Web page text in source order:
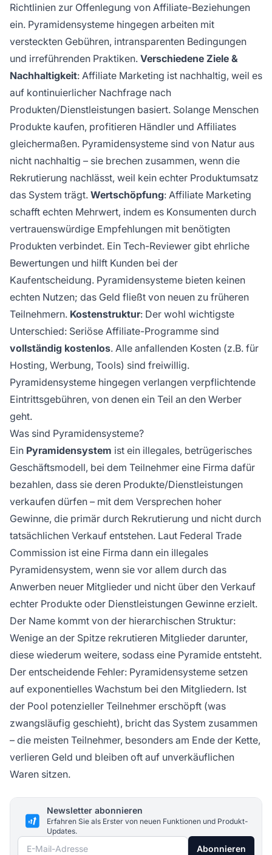
Richtlinien zur Offenlegung von Affiliate-Beziehungen
ein. Pyramidensysteme hingegen arbeiten mit
versteckten Gebühren, intransparenten Bedingungen
und irreführenden Praktiken. Verschiedene Ziele &
Nachhaltigkeit: Affiliate Marketing ist nachhaltig, weil es
auf kontinuierlicher Nachfrage nach
Produkten/Dienstleistungen basiert. Solange Menschen
Produkte kaufen, profitieren Händler und Affiliates
gleichermaßen. Pyramidensysteme sind von Natur aus
nicht nachhaltig – sie brechen zusammen, wenn die
Rekrutierung nachlässt, weil kein echter Produktumsatz
das System trägt. Wertschöpfung: Affiliate Marketing
schafft echten Mehrwert, indem es Konsumenten durch
vertrauenswürdige Empfehlungen mit benötigten
Produkten verbindet. Ein Tech-Reviewer gibt ehrliche
Bewertungen und hilft Kunden bei der
Kaufentscheidung. Pyramidensysteme bieten keinen
echten Nutzen; das Geld fließt von neuen zu früheren
Teilnehmern. Kostenstruktur: Der wohl wichtigste
Unterschied: Seriöse Affiliate-Programme sind
vollständig kostenlos. Alle anfallenden Kosten (z.B. für
Hosting, Werbung, Tools) sind freiwillig.
Pyramidensysteme hingegen verlangen verpflichtende
Eintrittsgebühren, von denen ein Teil an den Werber
geht.
Was sind Pyramidensysteme?
Ein Pyramidensystem ist ein illegales, betrügerisches
Geschäftsmodell, bei dem Teilnehmer eine Firma dafür
bezahlen, dass sie deren Produkte/Dienstleistungen
verkaufen dürfen – mit dem Versprechen hoher
Gewinne, die primär durch Rekrutierung und nicht durch
tatsächlichen Verkauf entstehen. Laut Federal Trade
Commission ist eine Firma dann ein illegales
Pyramidensystem, wenn sie vor allem durch das
Anwerben neuer Mitglieder und nicht über den Verkauf
echter Produkte oder Dienstleistungen Gewinne erzielt.
Der Name kommt von der hierarchischen Struktur:
Wenige an der Spitze rekrutieren Mitglieder darunter,
diese wiederum weitere, sodass eine Pyramide entsteht.
Der entscheidende Fehler: Pyramidensysteme setzen
auf exponentielles Wachstum bei den Mitgliedern. Ist
der Pool potenzieller Teilnehmer erschöpft (was
zwangsläufig geschieht), bricht das System zusammen
– die meisten Teilnehmer, besonders am Ende der Kette,
verlieren Geld und bleiben oft auf unverkäuflichen
Waren sitzen.
Newsletter abonnieren
Erfahren Sie als Erster von neuen Funktionen und Produkt-
Updates.
E-Mail-Adresse Abonnieren